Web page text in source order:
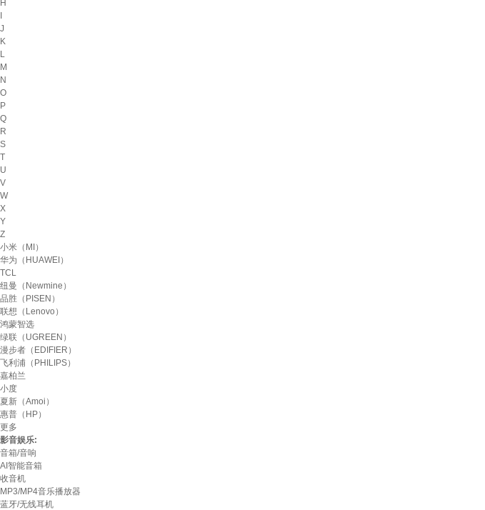
H
J
K
L
M
N
O
P
Q
R
S
T
U
V
W
X
Y
Z
小米（MI）
华为（HUAWEI）
TCL
纽曼（Newmine）
品胜（PISEN）
联想（Lenovo）
鸿蒙智选
绿联（UGREEN）
漫步者（EDIFIER）
飞利浦（PHILIPS）
嘉柏兰
小度
夏新（Amoi）
惠普（HP）
更多
影音娱乐:
音箱/音响
AI智能音箱
收音机
MP3/MP4音乐播放器
蓝牙/无线耳机